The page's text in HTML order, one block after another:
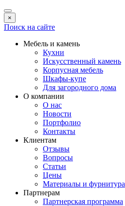
×
Поиск на сайте
Мебель и камень
Кухни
Искусственный камень
Корпусная мебель
Шкафы-купе
Для загородного дома
О компании
О нас
Новости
Портфолио
Контакты
Клиентам
Отзывы
Вопросы
Статьи
Цены
Материалы и фурнитура
Партнерам
Партнерская программа